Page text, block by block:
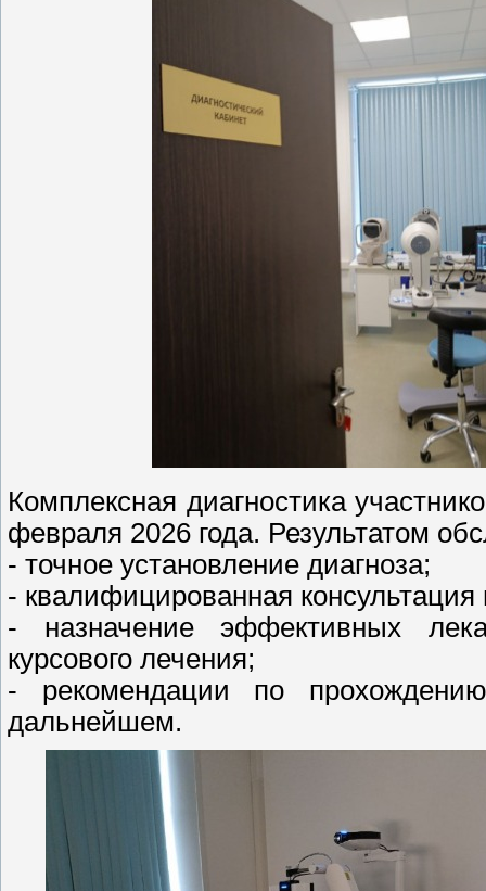
Комплексная диагностика
февраля 2026 года. Результатом
- точное установление диагноза;
- квалифицированная
- назначение эффективных
курсового лечения;
- рекомендации по
дальнейшем.